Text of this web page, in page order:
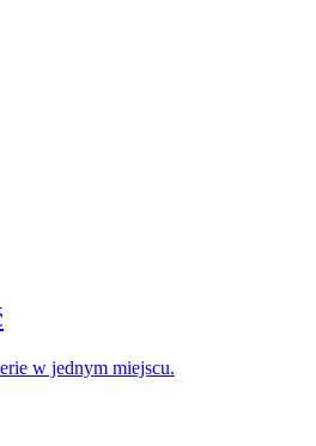
w jednym miejscu.